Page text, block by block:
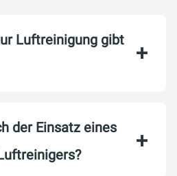
Luftreinigung gibt
der Einsatz eines